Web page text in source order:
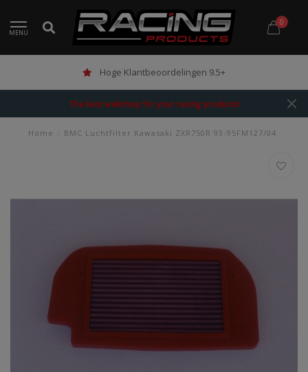
MENU
0
Hoge Klantbeoordelingen 9.5+
The best webshop for your racing products!
Home BMC Luchtfilter Kawasaki ZXR750R 93-95FM127/04